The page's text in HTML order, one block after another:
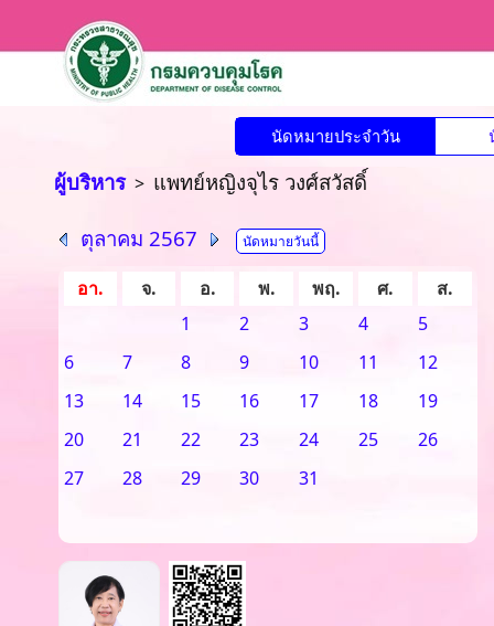
นัดหมายประจำวัน
ผู้บริหาร> แพทย์หญิงจุไร วงศ์สวัสดิ์
ตุลาคม 2567 นัดหมายวันนี้
อา. จ. อ. พ. พฤ. ศ.
ส.
1
2 3 4
5
6
7 8 9 10 11
12
13
14 15 16 17 18
19
20
21 22 23 24 25
26
27
28 29 30 31